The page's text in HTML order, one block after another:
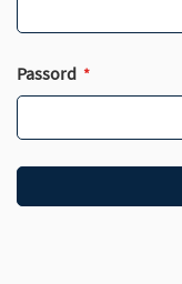
Passord